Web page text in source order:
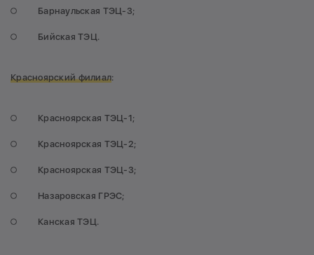
Барнаульская ТЭЦ-3;
Бийская ТЭЦ.
Красноярский филиал:
Красноярская ТЭЦ-1;
Красноярская ТЭЦ-2;
Красноярская ТЭЦ-3;
Назаровская ГРЭС;
Канская ТЭЦ.